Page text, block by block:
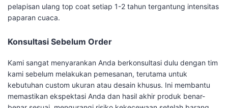
pelapisan ulang top coat setiap 1-2 tahun tergantung intensitas
paparan cuaca.
Konsultasi Sebelum Order
Kami sangat menyarankan Anda berkonsultasi dulu dengan tim
kami sebelum melakukan pemesanan, terutama untuk
kebutuhan custom ukuran atau desain khusus. Ini membantu
memastikan ekspektasi Anda dan hasil akhir produk benar-